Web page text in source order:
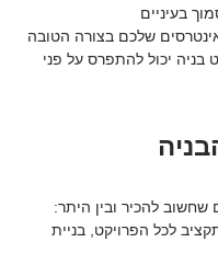
בעיניים
שלכם בצורה הטובה
בניה יכול להתפרס על פני
להכיר ובין היתר:
לכל הפרויקט, בניית